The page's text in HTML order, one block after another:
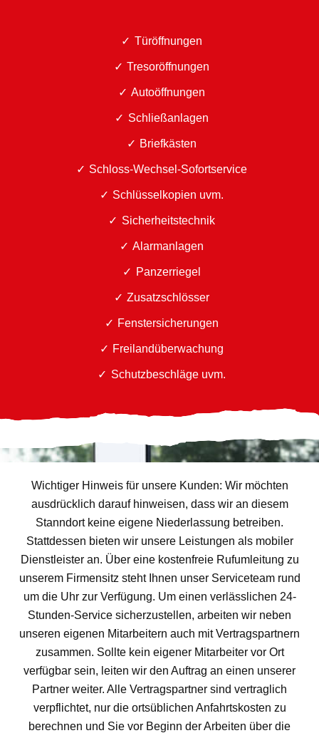
Türöffnungen
Tresoröffnungen
Autoöffnungen
Schließanlagen
Briefkästen
Schloss-Wechsel-Sofortservice
Schlüsselkopien uvm.
Sicherheitstechnik
Alarmanlagen
Panzerriegel
Zusatzschlösser
Fenstersicherungen
Freilandüberwachung
Schutzbeschläge uvm.
Wichtiger Hinweis für unsere Kunden: Wir möchten
ausdrücklich darauf hinweisen, dass wir an diesem
Stanndort keine eigene Niederlassung betreiben.
Stattdessen bieten wir unsere Leistungen als mobiler
Dienstleister an. Über eine kostenfreie Rufumleitung zu
unserem Firmensitz steht Ihnen unser Serviceteam rund
um die Uhr zur Verfügung. Um einen verlässlichen 24-
Stunden-Service sicherzustellen, arbeiten wir neben
unseren eigenen Mitarbeitern auch mit Vertragspartnern
zusammen. Sollte kein eigener Mitarbeiter vor Ort
verfügbar sein, leiten wir den Auftrag an einen unserer
Partner weiter. Alle Vertragspartner sind vertraglich
verpflichtet, nur die ortsüblichen Anfahrtskosten zu
berechnen und Sie vor Beginn der Arbeiten über die